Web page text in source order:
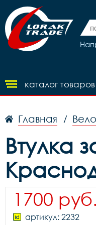
каталог товаров
Главная /
Втулка
1700 руб.
артикул: 2232